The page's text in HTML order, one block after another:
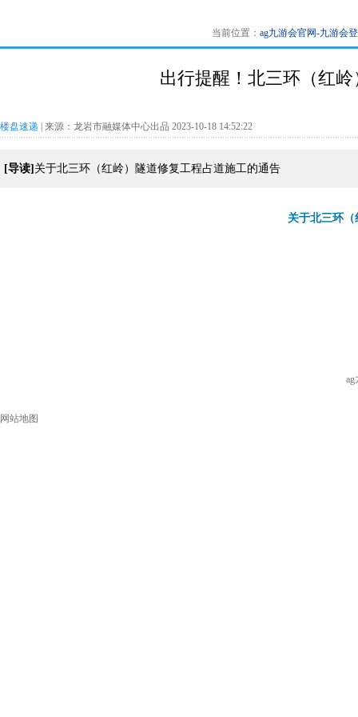
当前位置： ag九游会官网-九游会
出行提醒！北三环（红
楼盘速递 | 来源：龙岩市融媒体中心出品 2023-10-18 14:52:22
[导读] 关于北三环（红岭）隧道修复工程占道施工的通告
关于北三环
网站地图